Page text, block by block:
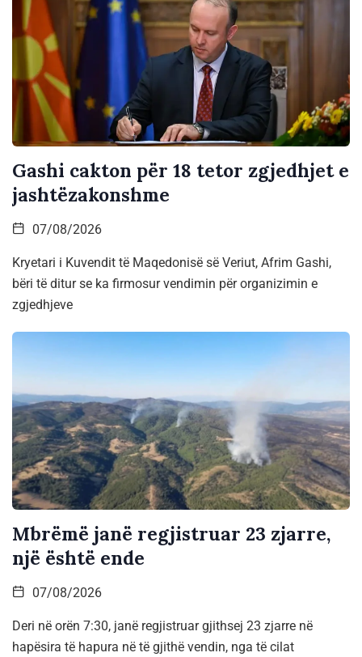
Gashi cakton për 18 tetor zgjedhjet e
jashtëzakonshme
07/08/2026
Kryetari i Kuvendit të Maqedonisë së Veriut, Afrim Gashi,
bëri të ditur se ka firmosur vendimin për organizimin e
zgjedhjeve
Mbrëmë janë regjistruar 23 zjarre,
një është ende
07/08/2026
Deri në orën 7:30, janë regjistruar gjithsej 23 zjarre në
hapësira të hapura në të gjithë vendin, nga të cilat